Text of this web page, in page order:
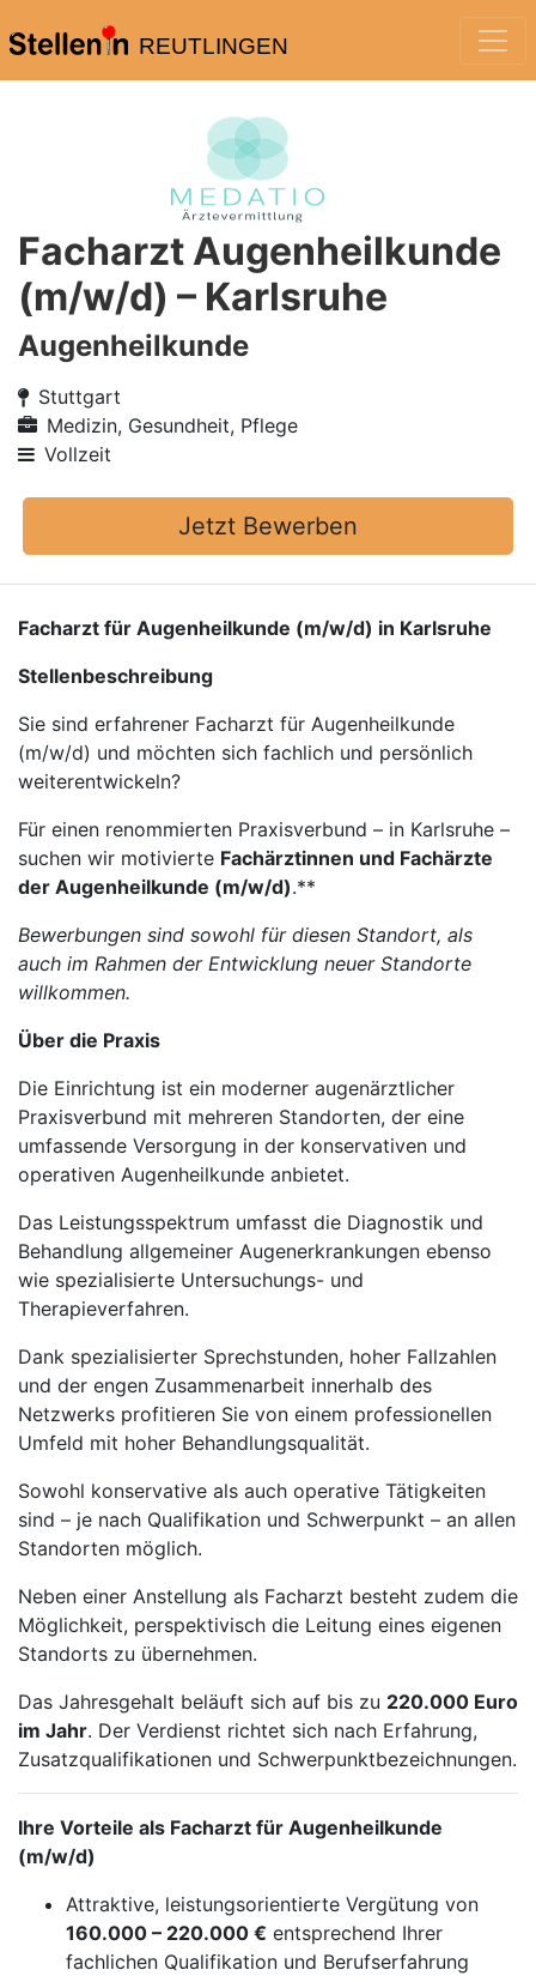
REUTLINGEN
Facharzt Augenheilkunde
(m/w/d) – Karlsruhe
Augenheilkunde
Stuttgart
Medizin, Gesundheit, Pflege
Vollzeit
Jetzt Bewerben
Facharzt für Augenheilkunde (m/w/d) in Karlsruhe
Stellenbeschreibung
Sie sind erfahrener Facharzt für Augenheilkunde
(m/w/d) und möchten sich fachlich und persönlich
weiterentwickeln?
Für einen renommierten Praxisverbund – in Karlsruhe –
suchen wir motivierte Fachärztinnen und Fachärzte
der Augenheilkunde (m/w/d).**
Bewerbungen sind sowohl für diesen Standort, als
auch im Rahmen der Entwicklung neuer Standorte
willkommen.
Über die Praxis
Die Einrichtung ist ein moderner augenärztlicher
Praxisverbund mit mehreren Standorten, der eine
umfassende Versorgung in der konservativen und
operativen Augenheilkunde anbietet.
Das Leistungsspektrum umfasst die Diagnostik und
Behandlung allgemeiner Augenerkrankungen ebenso
wie spezialisierte Untersuchungs- und
Therapieverfahren.
Dank spezialisierter Sprechstunden, hoher Fallzahlen
und der engen Zusammenarbeit innerhalb des
Netzwerks profitieren Sie von einem professionellen
Umfeld mit hoher Behandlungsqualität.
Sowohl konservative als auch operative Tätigkeiten
sind – je nach Qualifikation und Schwerpunkt – an allen
Standorten möglich.
Neben einer Anstellung als Facharzt besteht zudem die
Möglichkeit, perspektivisch die Leitung eines eigenen
Standorts zu übernehmen.
Das Jahresgehalt beläuft sich auf bis zu 220.000 Euro
im Jahr. Der Verdienst richtet sich nach Erfahrung,
Zusatzqualifikationen und Schwerpunktbezeichnungen.
Ihre Vorteile als Facharzt für Augenheilkunde
(m/w/d)
Attraktive, leistungsorientierte Vergütung von
160.000 – 220.000 € entsprechend Ihrer
fachlichen Qualifikation und Berufserfahrung